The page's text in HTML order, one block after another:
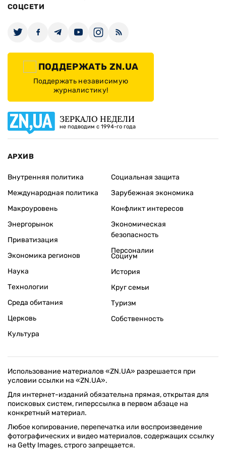
СОЦСЕТИ
ПОДДЕРЖАТЬ ZN.UA
Поддержать независимую
журналистику!
ЗЕРКАЛО НЕДЕЛИ
не подводим с 1994-го года
АРХИВ
Внутренняя политика
Международная политика
Макроуровень
Энергорынок
Приватизация
Экономика регионов
Социальная защита
Зарубежная экономика
Конфликт интересов
Экономическая
безопасность
Персоналии
Наука
Технологии
Среда обитания
Церковь
Культура
Социум
История
Круг семьи
Туризм
Собственность
Использование материалов «ZN.UA» разрешается при
условии ссылки на «ZN.UA».
Для интернет-изданий обязательна прямая, открытая для
поисковых систем, гиперссылка в первом абзаце на
конкретный материал.
Любое копирование, перепечатка или воспроизведение
фотографических и видео материалов, содержащих ссылку
на Getty Images, строго запрещается.